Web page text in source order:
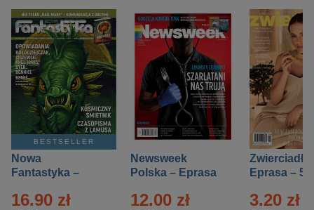
BESTSELLER
Nowa
Fantastyka –
16.90 zł
Newsweek
Polska – Eprasa
12.00 zł
Zwierciadło
Eprasa – 5/
3.20 zł